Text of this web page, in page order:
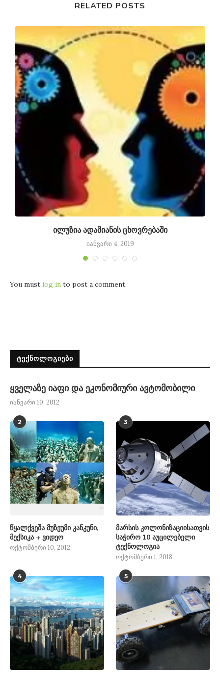
RELATED POSTS
ილუზია ადამიანის ცხოვრებაში
იანვარი 4, 2019
You must log in to post a comment.
ᲢᲔᲥᲜᲝᲚᲝᲒᲘᲔᲑᲘ
ყველაზე იაფი და ეკონომიური ავტომობილი
იანვარი 10, 2012
2
წყალქვეშა მუზეუმი კანკუნი,
მექსიკა + ვიდეო
ოქტომბერი 10, 2012
3
მარსის კოლონიზაციისათვის
საჭირო 10 აუცილებელი
ტექნოლოგია
ოქტომბერი 1, 2018
4 5